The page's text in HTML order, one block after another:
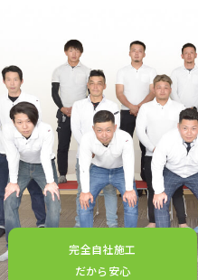
完全自社施工
だから安心